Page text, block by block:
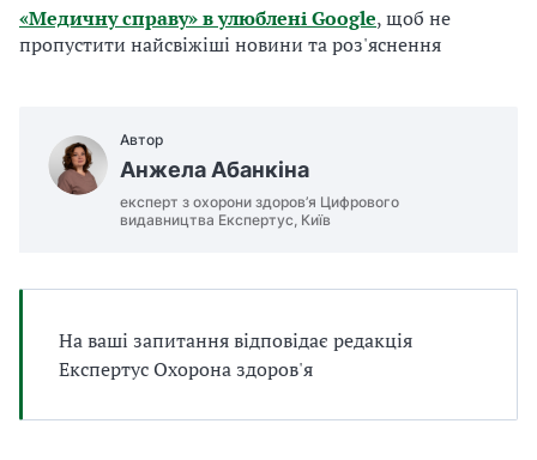
«Медичну справу» в улюблені Google, щоб не
пропустити найсвіжіші новини та роз'яснення
Автор
Анжела Абанкіна
експерт з охорони здоров’я Цифрового
видавництва Експертус, Київ
На ваші запитання відповідає редакція
Експертус Охорона здоров'я
б
а